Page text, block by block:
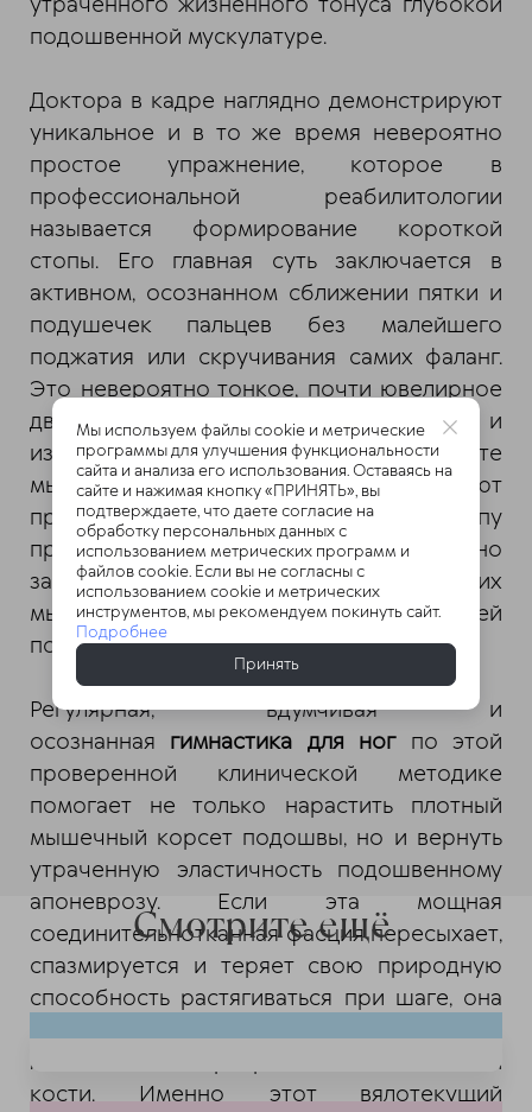
подошвенной мускулатуре.
Доктора в кадре наглядно демонстрируют
уникальное и в то же время невероятно
простое упражнение, которое в
профессиональной реабилитологии
называется формирование короткой
стопы. Его главная суть заключается в
активном, осознанном сближении пятки и
подушечек пальцев без малейшего
поджатия или скручивания самих фаланг.
Это невероятно тонкое, почти ювелирное
движение заставляет мощно и
изолированно сокращаться именно те
мышцы, которые в норме формируют
правильный свод, заставляя стопу
приподниматься над полом исключительно
за счет собственных внутренних
мышечных усилий, а не за счет внешней
подпорки.
Регулярная, вдумчивая и
осознанная гимнастика для ногпо этой
проверенной клинической методике
помогает не только нарастить плотный
мышечный корсет подошвы, но и вернуть
утраченную эластичность подошвенному
апоневрозу. Если эта мощная
соединительнотканная фасция пересыхает,
спазмируется и теряет свою природную
способность растягиваться при шаге, она
начинает микроскопически надрываться в
месте своего прикрепления к пяточной
кости. Именно этот вялотекущий
Смотрите ещё
Мы используем файлы cookie и метрические
программы для улучшения функциональности
сайта и анализа его использования. Оставаясь на
сайте и нажимая кнопку «ПРИНЯТЬ», вы
подтверждаете, что даете согласие на
обработку персональных данных с
использованием метрических программ и
файлов cookie. Если вы не согласны с
использованием cookie и метрических
инструментов, мы рекомендуем покинуть сайт.
Подробнее
Принять